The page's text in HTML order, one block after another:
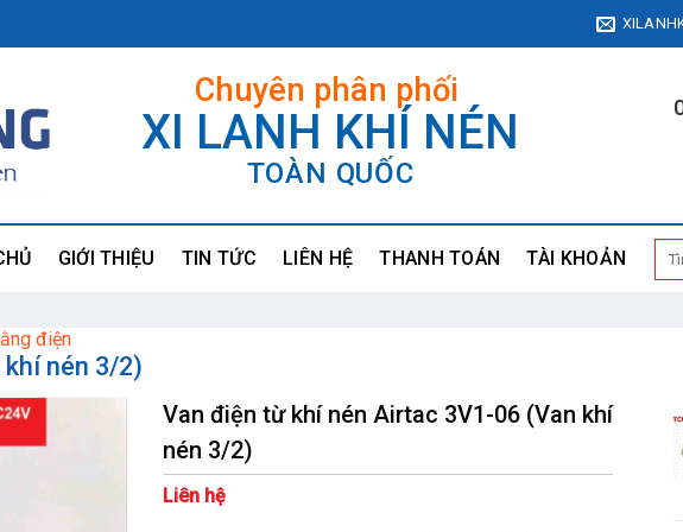
Chuyên phân phối
XI LANH KHÍ NÉN
TOÀN QUỐC
GIỚI THIỆU TIN TỨC LIÊN HỆ THANH TOÁN TÀI KHOẢN
Tìm
điện
nén 3/2)
Van điện từ khí nén Airtac 3V1-06 (Van khí
nén 3/2)
Liên hệ